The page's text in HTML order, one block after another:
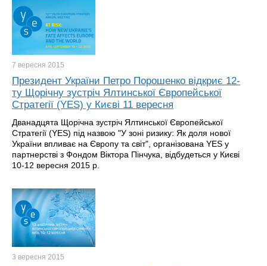
7 вересня 2015
Президент України Петро Порошенко відкриє 12-
ту Щорічну зустріч Ялтинської Європейської
Стратегії (YES) у Києві 11 вересня
Дванадцята Щорічна зустріч Ялтинської Європейської
Стратегії (YES) під назвою "У зоні ризику: Як доля нової
України впливає на Європу та світ", організована YES у
партнерстві з Фондом Віктора Пінчука, відбудеться у Києві
10-12 вересня 2015 р.
3 вересня 2015